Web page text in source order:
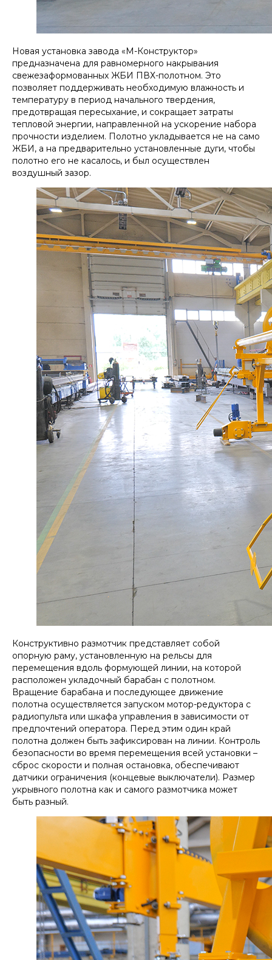
Новая установка завода «М-Конструктор»
предназначена для равномерного накрывания
свежезаформованных ЖБИ ПВХ-полотном. Это
позволяет поддерживать необходимую влажность и
температуру в период начального твердения,
предотвращая пересыхание, и сокращает затраты
тепловой энергии, направленной на ускорение набора
прочности изделием. Полотно укладывается не на само
ЖБИ, а на предварительно установленные дуги, чтобы
полотно его не касалось, и был осуществлен
воздушный зазор.
Конструктивно размотчик представляет собой
опорную раму, установленную на рельсы для
перемещения вдоль формующей линии, на которой
расположен укладочный барабан с полотном.
Вращение барабана и последующее движение
полотна осуществляется запуском мотор-редуктора с
радиопульта или шкафа управления в зависимости от
предпочтений оператора. Перед этим один край
полотна должен быть зафиксирован на линии. Контроль
безопасности во время перемещения всей установки –
сброс скорости и полная остановка, обеспечивают
датчики ограничения (концевые выключатели). Размер
укрывного полотна как и самого размотчика может
быть разный.